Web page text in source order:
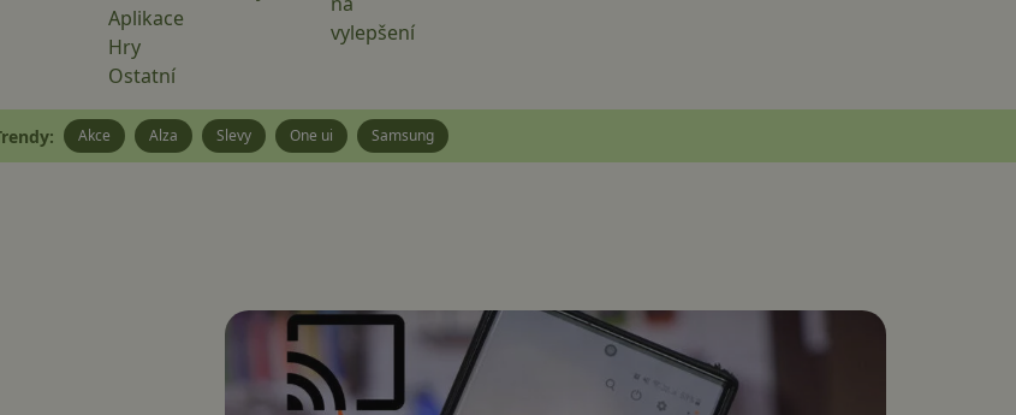
Aplikace
Hry
Ostatní
vylepšení
Akce Alza Slevy One ui Samsung